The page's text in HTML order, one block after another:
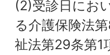
(2)受診日にお
る介護保険法
祉法第29条第1